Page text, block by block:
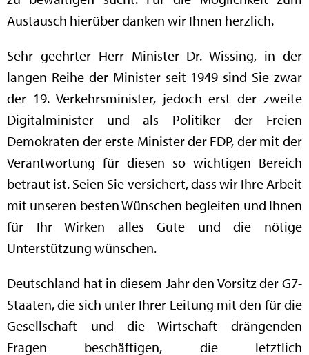
Austausch hierüber danken wir Ihnen herzlich.
Sehr geehrter Herr Minister Dr. Wissing, in der
langen Reihe der Minister seit 1949 sind Sie zwar
der 19. Verkehrsminister, jedoch erst der zweite
Digitalminister und als Politiker der Freien
Demokraten der erste Minister der FDP, der mit der
Verantwortung für diesen so wichtigen Bereich
betraut ist. Seien Sie versichert, dass wir Ihre Arbeit
mit unseren besten Wünschen begleiten und Ihnen
für Ihr Wirken alles Gute und die nötige
Unterstützung wünschen.
Deutschland hat in diesem Jahr den Vorsitz der G7-
Staaten, die sich unter Ihrer Leitung mit den für die
Gesellschaft und die Wirtschaft drängenden
Fragen beschäftigen, die letztlich